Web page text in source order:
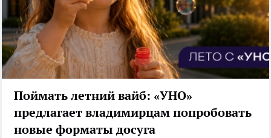
Поймать летний вайб: «УНО»
предлагает владимирцам попробовать
новые форматы досуга